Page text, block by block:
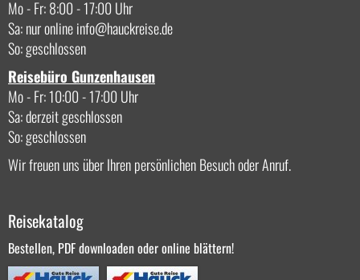
Mo - Fr: 8:00 - 17:00 Uhr
Sa: nur onlineinfo
hauckreise.de
So: geschlossen
Reisebüro Gunzenhausen
Mo - Fr: 10:00 - 17:00 Uhr
Sa: derzeit geschlossen
So: geschlossen
Wir freuen uns über Ihren persönlichen Besuch oder Anruf.
Reisekatalog
Bestellen, PDF downloaden oder online blättern!